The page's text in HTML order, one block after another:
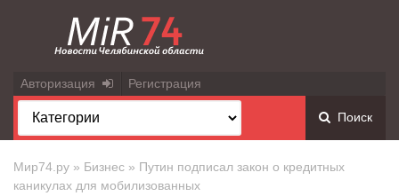
Авторизация Регистрация
Поиск
Мир74.ру » Бизнес » Путин подписал закон о кредитных
каникулах для мобилизованных